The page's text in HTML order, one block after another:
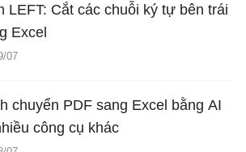
LEFT: Cắt các chuỗi ký tự bên trái
Excel
07
chuyển PDF sang Excel bằng AI
công cụ khác